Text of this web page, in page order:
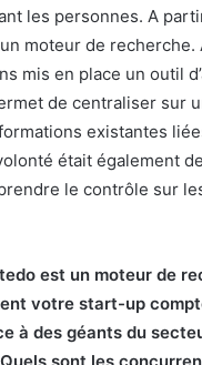
les personnes. A
moteur de recherche.
mis en place un outil
de centraliser sur
existantes
était également
le contrôle sur
est un moteur de
votre start-up
à des géants du